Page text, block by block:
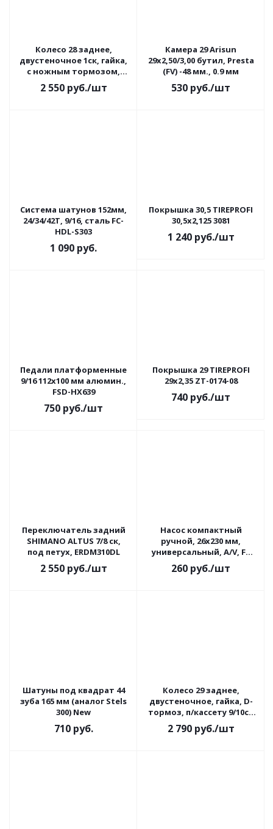
Колесо 28 заднее,
двустеночное 1ск, гайка,
с ножным тормозом,
втулка 305, усиленное
2 550руб./шт
Камера 29 Arisun
29x2,50/3,00 бутил, Presta
(FV) -48 мм., 0.9 мм
530 руб./шт
Система шатунов 152мм,
24/34/42Т, 9/16, сталь FC-
HDL-S303
1 090 руб.
Покрышка 30,5 TIREPROFI
30,5х2,125 3081
1 240руб./шт
Педали платформенные
9/16 112х100 мм алюмин.,
FSD-HX639
750 руб./шт
Покрышка 29 TIREPROFI
29x2,35 ZT-0174-08
740 руб./шт
Переключатель задний
SHIMANO ALTUS 7/8 ск,
под петух, ERDM310DL
2 550руб./шт
Насос компактный
ручной, 26x230 мм,
универсальный, A/V, FV
T15706
260 руб./шт
Шатуны под квадрат 44
зуба 165 мм (аналог Stels
300) New
710руб.
Колесо 29 заднее,
двустеночное, гайка, D-
тормоз, п/кассету 9/10ск
(DH909TR/HQ-001549)
2 790руб./шт